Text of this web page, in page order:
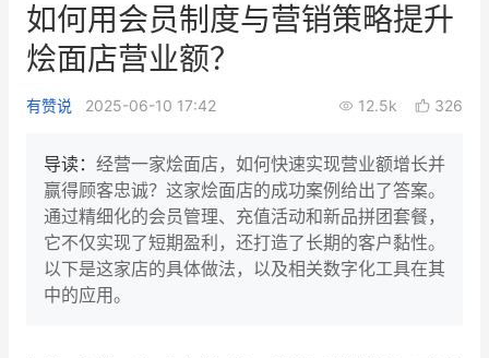
新零售大会
增长产品指南
智库 产品场景库
产品更新动态
如何用会员制度与营销策略提升
烩面店营业额？
有赞说 2025-06-10 17:42 12.5k 326
导读： 经营一家烩面店，如何快速实现营业额增长并
赢得顾客忠诚？这家烩面店的成功案例给出了答案。
通过精细化的会员管理、充值活动和新品拼团套餐，
它不仅实现了短期盈利，还打造了长期的客户黏性。
以下是这家店的具体做法，以及相关数字化工具在其
中的应用。